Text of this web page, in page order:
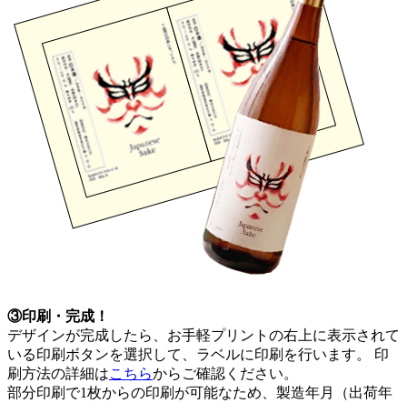
③印刷・完成！
デザインが完成したら、お手軽プリントの右上に表示されて
いる印刷ボタンを選択して、ラベルに印刷を行います。 印
刷方法の詳細はこちらからご確認ください。
部分印刷で1枚からの印刷が可能なため、製造年月（出荷年